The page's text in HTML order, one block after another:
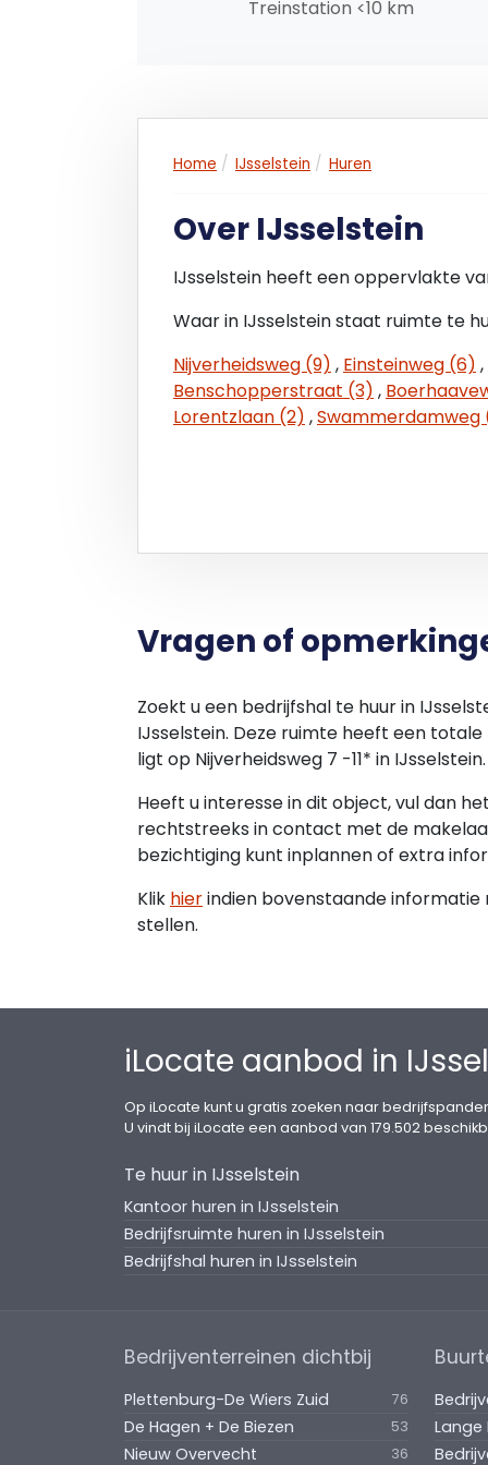
Wp per stuk;
- Begane grond monolitisch afgewerkte
- Volledig afgewerkt toilet met fontein;
- Diverse dubbele wandcontactdozen
- Vrije hoogte van +/- 3.400 mm;
- Elektrisch bedienbare overheaddeur.
- Diverse dubbele wandcontactdozen
- Pantry v.z.v. onderkasten inclusief
1 en 10 tot en met 15);
9).
Huurprijzen per jaar:
Unit 2: € 19.750,=;
Unit 3: € 19.750,=;
Unit 4: € 19.750,=;
Unit 5: € 19.750,=;
Unit 6: € 19.750,= - verhuurd;
Unit 11: € 32.000,=;
Unit 12: € 32.000,=;
Unit 13: € 32.000,= - verhuurd;
Unit 14: € 32.000,= - verhuurd;
Bovengenoemde huurprijzen zijn
Ondermaat/overmaat:
Servicekosten:
nacalculatie, bij vooruitbetaling te
zaken en diensten:
Treinstation <10 km
Home IJsselstein Huren
Over IJsselstein
IJsselstein heeft een oppervlakte
Waar in IJsselstein staat ruimte te
Nijverheidsweg (9) , Einsteinweg (6) ,
Benschopperstraat (3) ,
Lorentzlaan (2) ,Swammerdamweg
Vragen of
Zoekt u een bedrijfshal te huur in
IJsselstein. Deze ruimte heeft een
ligt op Nijverheidsweg 7 -11* in IJsselstein.
Heeft u interesse in dit object, vul dan
rechtstreeks in contact met de
bezichtiging kunt inplannen of extra
Klik hierindien bovenstaande informatie
stellen.
iLocate aanbod in
Op iLocate kunt u gratis zoeken naar
U vindt bij iLocate een aanbod van 179.502
Te huur in IJsselstein
Kantoor huren in IJsselstein
Bedrijfsruimte huren in IJsselstein
Bedrijfshal huren in IJsselstein
Bedrijventerreinen dichtbij
Plettenburg-De Wiers Zuid 76
De Hagen + De Biezen 53
Nieuw Overvecht 36